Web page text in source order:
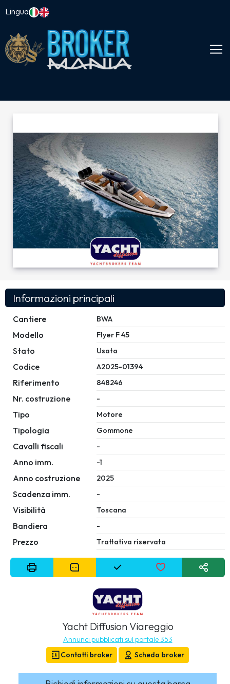
Lingua
Informazioni principali
Cantiere BWA
Modello Flyer F 45
Stato Usata
Codice A2025-01394
Riferimento 848246
Nr. costruzione -
Tipo Motore
Tipologia Gommone
Cavalli fiscali -
Anno imm. -1
Anno costruzione 2025
Scadenza imm. -
Visibilità Toscana
Bandiera -
Prezzo Trattativa riservata
Yacht Diffusion Viareggio
Annunci pubblicati sul portale 353
Contatti broker
Scheda broker